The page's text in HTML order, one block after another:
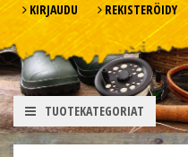
KIRJAUDU REKISTERÖIDY
TUOTEKATEGORIAT